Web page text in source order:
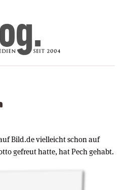
Bild.de vielleicht schon auf
gefreut hatte, hat Pech gehabt.